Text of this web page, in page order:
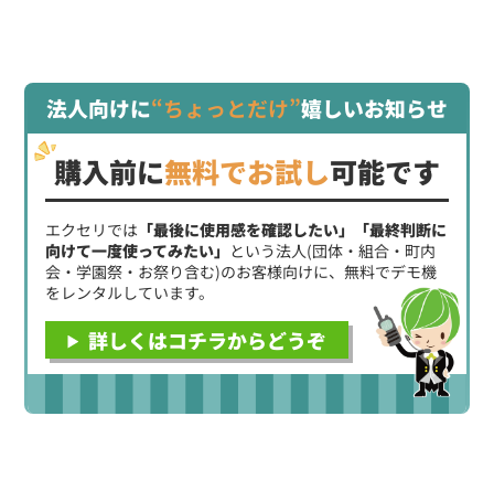
法人向けに“ちょっとだけ”嬉しいお知らせ
購入前に無料でお試し可能です
エクセリでは 「最後に使用感を確認したい」「最終判断に
向けて一度使ってみたい」 という法人(団体・組合・町内
会・学園祭・お祭り含む)のお客様向けに、無料でデモ機
をレンタルしています。
詳しくはコチラからどうぞ